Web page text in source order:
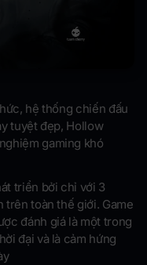
hệ thống chiến đấu
tuyệt đẹp, Hollow
gaming khó
triển bởi chỉ với 3
trên toàn thế giới. Game
đánh giá là một trong
đại và là cảm hứng